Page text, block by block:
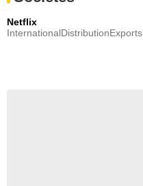
Netflix
InternationalDistributionExports